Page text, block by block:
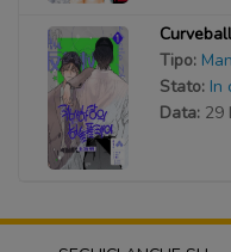
Tipo:
Stato: In
Data: 29